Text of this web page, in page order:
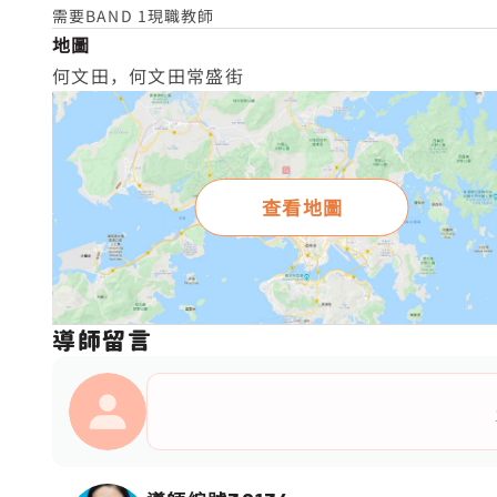
需要BAND 1現職教師
地圖
何文田，何文田常盛街
查看地圖
導師留言